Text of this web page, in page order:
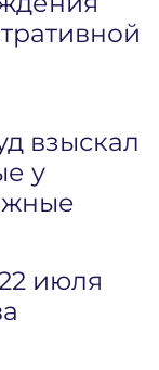
взыскал
у
июля